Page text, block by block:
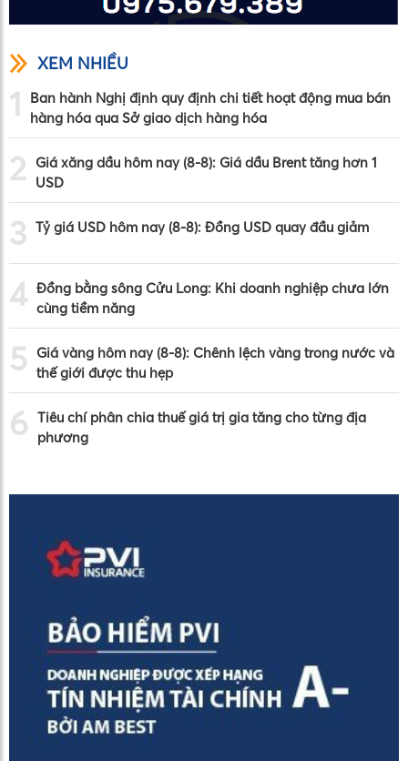
XEM NHIỀU
1
Ban hành Nghị định quy định chi tiết hoạt động mua bán
hàng hóa qua Sở giao dịch hàng hóa
2
Giá xăng dầu hôm nay (8-8): Giá dầu Brent tăng hơn 1
USD
3 Tỷ giá USD hôm nay (8-8): Đồng USD quay đầu giảm
4 Đồng bằng sông Cửu Long: Khi doanh nghiệp chưa lớn
cùng tiềm năng
5
Giá vàng hôm nay (8-8): Chênh lệch vàng trong nước và
thế giới được thu hẹp
6 Tiêu chí phân chia thuế giá trị gia tăng cho từng địa
phương